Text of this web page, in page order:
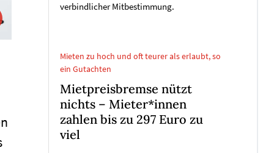
verbindlicher Mitbestimmung.
Mieten zu hoch und oft teurer als erlaubt, so
ein Gutachten
Mietpreisbremse nützt
nichts – Mieter*innen
zahlen bis zu 297 Euro zu
viel